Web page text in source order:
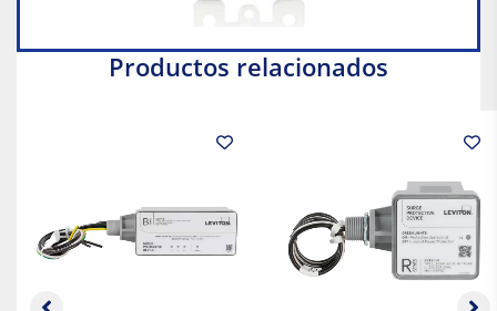
Productos relacionados